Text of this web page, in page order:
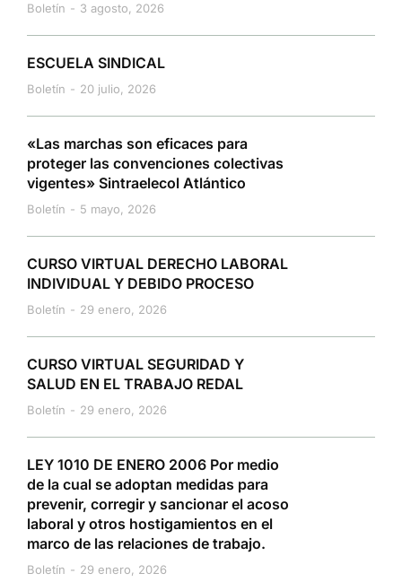
Boletín 3 agosto, 2026
ESCUELA SINDICAL
Boletín 20 julio, 2026
«Las marchas son eficaces para
proteger las convenciones colectivas
vigentes» Sintraelecol Atlántico
Boletín 5 mayo, 2026
CURSO VIRTUAL DERECHO LABORAL
INDIVIDUAL Y DEBIDO PROCESO
Boletín 29 enero, 2026
CURSO VIRTUAL SEGURIDAD Y
SALUD EN EL TRABAJO REDAL
Boletín 29 enero, 2026
LEY 1010 DE ENERO 2006 Por medio
de la cual se adoptan medidas para
prevenir, corregir y sancionar el acoso
laboral y otros hostigamientos en el
marco de las relaciones de trabajo.
Boletín 29 enero, 2026